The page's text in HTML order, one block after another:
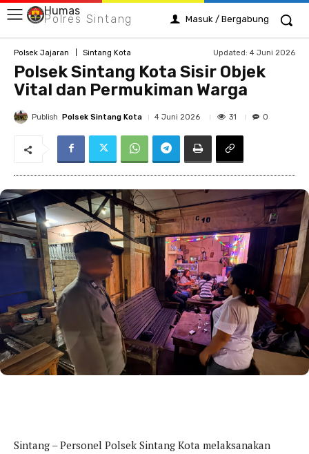
Humas
Polres Sintang Masuk / Bergabung
Polsek Jajaran Sintang Kota Updated: 4 Juni 2026
Polsek Sintang Kota Sisir Objek
Vital dan Permukiman Warga
Publish Polsek Sintang Kota 4 Juni 2026 31 0
Sintang – Personel Polsek Sintang Kota melaksanakan